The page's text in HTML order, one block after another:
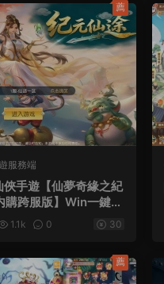
服務端
手遊【仙夢奇緣之紀
購跨服版】Win一鍵服
授權後台+商城後
設教程
1.1k 0 30
薦
薦